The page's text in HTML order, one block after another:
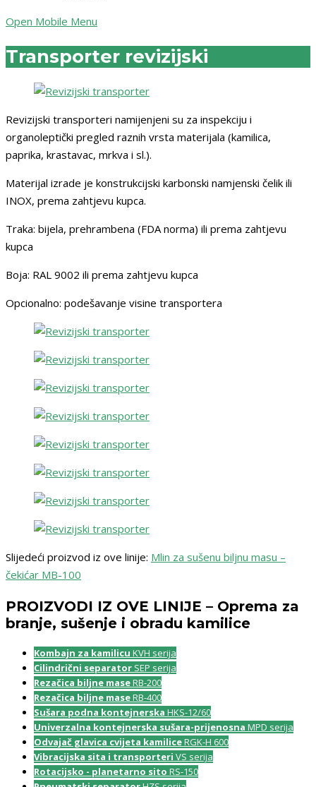
Open Mobile Menu
Transporter revizijski
Revizijski transporteri namijenjeni su za inspekciju i
organoleptički pregled raznih vrsta materijala (kamilica,
paprika, krastavac, mrkva i sl.).
Materijal izrade je konstrukcijski karbonski namjenski čelik ili
INOX, prema zahtjevu kupca.
Traka: bijela, prehrambena (FDA norma) ili prema zahtjevu
kupca
Boja: RAL 9002 ili prema zahtjevu kupca
Opcionalno: podešavanje visine transportera
Slijedeći proizvod iz ove linije: Mlin za sušenu biljnu masu –
čekićar MB-100
PROIZVODI IZ OVE LINIJE – Oprema za
branje, sušenje i obradu kamilice
Kombajn za kamilicu KVH serija
Cilindrični separator SEP serija
Rezačica biljne maseRB-200
Rezačica biljne maseRB-400
Sušara podna kontejnerska HKS-12/60
Univerzalna kontejnerska sušara-prijenosna MPD serija
Odvajač glavica cvijeta kamiliceRGK-H 600
Vibracijska sita i transporteri VS serija
Rotacijsko - planetarno sito RS-150